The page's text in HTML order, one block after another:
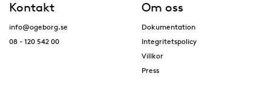
Kontakt
info@ogeborg.se
08 - 120 542 00
Om oss
Dokumentation
Integritetspolicy
Villkor
Press